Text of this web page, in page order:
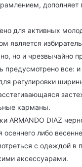
дополняет
для активных
является
но и чрезвычайно
предусмотрено все:
регулировки
карманы.
ARMANDO DIAZ
осеннего либо
с одеждой в
аксессуарами.